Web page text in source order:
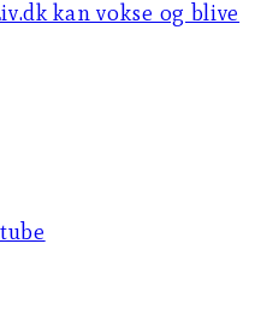
kan vokse og blive